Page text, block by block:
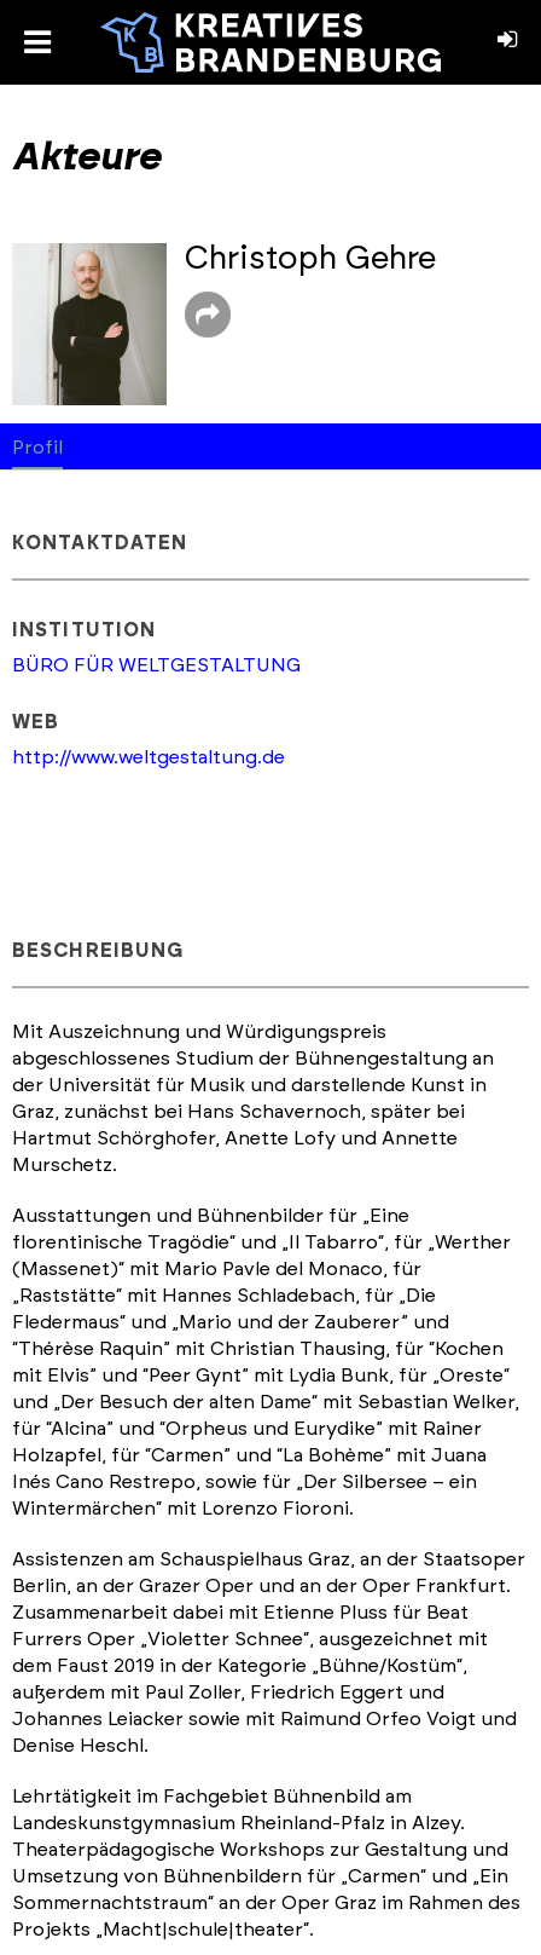
toggle
Akteure
Christoph Gehre
Profil
KONTAKTDATEN
INSTITUTION
BÜRO FÜR WELTGESTALTUNG
WEB
http://www.weltgestaltung.de
BESCHREIBUNG
Mit Auszeichnung und Würdigungspreis
abgeschlossenes Studium der Bühnengestaltung an
der Universität für Musik und darstellende Kunst in
Graz, zunächst bei Hans Schavernoch, später bei
Hartmut Schörghofer, Anette Lofy und Annette
Murschetz.
Ausstattungen und Bühnenbilder für „Eine
florentinische Tragödie“ und „Il Tabarro“, für „Werther
(Massenet)“ mit Mario Pavle del Monaco, für
„Raststätte“ mit Hannes Schladebach, für „Die
Fledermaus“ und „Mario und der Zauberer” und
“Thérèse Raquin” mit Christian Thausing, für “Kochen
mit Elvis” und “Peer Gynt” mit Lydia Bunk, für „Oreste“
und „Der Besuch der alten Dame“ mit Sebastian Welker,
für “Alcina” und “Orpheus und Eurydike” mit Rainer
Holzapfel, für “Carmen” und “La Bohème” mit Juana
Inés Cano Restrepo, sowie für „Der Silbersee – ein
Wintermärchen“ mit Lorenzo Fioroni.
Assistenzen am Schauspielhaus Graz, an der Staatsoper
Berlin, an der Grazer Oper und an der Oper Frankfurt.
Zusammenarbeit dabei mit Etienne Pluss für Beat
Furrers Oper „Violetter Schnee“, ausgezeichnet mit
dem Faust 2019 in der Kategorie „Bühne/Kostüm“,
außerdem mit Paul Zoller, Friedrich Eggert und
Johannes Leiacker sowie mit Raimund Orfeo Voigt und
Denise Heschl.
Lehrtätigkeit im Fachgebiet Bühnenbild am
Landeskunstgymnasium Rheinland-Pfalz in Alzey.
Theaterpädagogische Workshops zur Gestaltung und
Umsetzung von Bühnenbildern für „Carmen“ und „Ein
Sommernachtstraum“ an der Oper Graz im Rahmen des
Projekts „Macht|schule|theater“.